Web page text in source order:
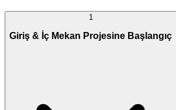
1
Giriş & İç Mekan Projesine Başlangıç